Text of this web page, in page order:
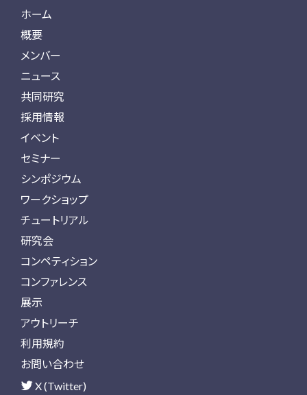
ホーム
概要
メンバー
ニュース
共同研究
採用情報
イベント
セミナー
シンポジウム
ワークショップ
チュートリアル
研究会
コンペティション
コンファレンス
展示
アウトリーチ
利用規約
お問い合わせ
X (Twitter)